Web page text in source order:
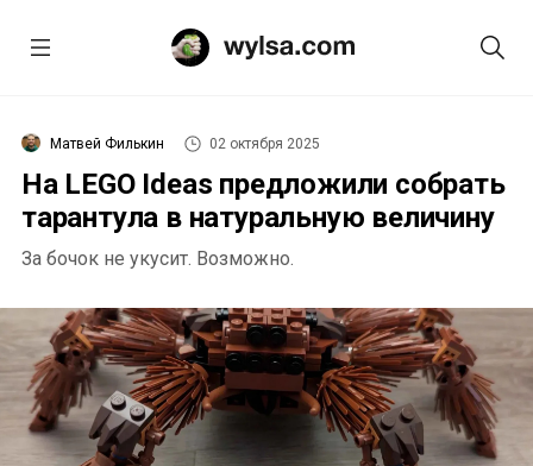
Матвей Филькин 02 октября 2025
На LEGO Ideas предложили собрать
тарантула в натуральную величину
За бочок не укусит. Возможно.